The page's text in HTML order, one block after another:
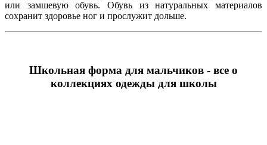
или замшевую обувь. Обувь из натуральных материалов
сохранит здоровье ног и прослужит дольше.
Школьная форма для мальчиков - все о
коллекциях одежды для школы